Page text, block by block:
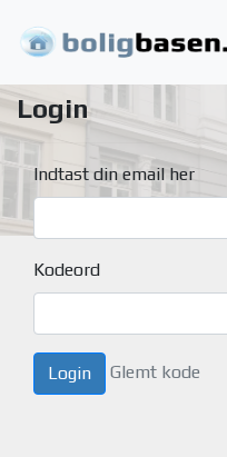
Login
Indtast din email her
Kodeord
Glemt kode